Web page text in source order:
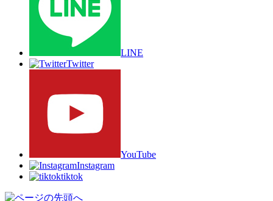
LINE
Twitter
YouTube
Instagram
tiktok